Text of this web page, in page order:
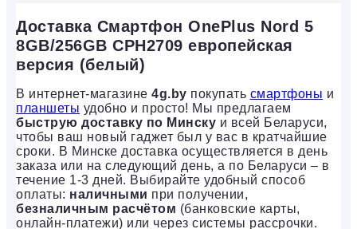
Доставка Смартфон OnePlus Nord 5
8GB/256GB CPH2709 европейская
версия (белый)
В интернет-магазине 4g.by покупать смартфоны и
планшеты удобно и просто! Мы предлагаем
быструю доставку по Минску и всей Беларуси,
чтобы ваш новый гаджет был у вас в кратчайшие
сроки. В Минске доставка осуществляется в день
заказа или на следующий день, а по Беларуси – в
течение 1-3 дней. Выбирайте удобный способ
оплаты: наличными при получении,
безналичным расчётом (банковские карты,
онлайн-платежи) или через системы рассрочки.